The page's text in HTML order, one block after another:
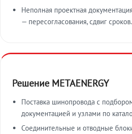
Неполная проектная
— пересогласования, сдвиг сроков.
Решение METAENERGY
Поставка шинопровода с
документацией и узлами по
Соединительные и отводные